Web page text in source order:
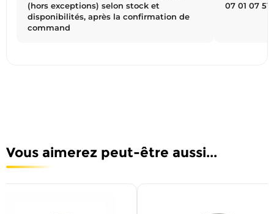
(hors exceptions) selon stock et
disponibilités, après la confirmation de
command
07 01 07 51
Vous aimerez peut-être aussi...